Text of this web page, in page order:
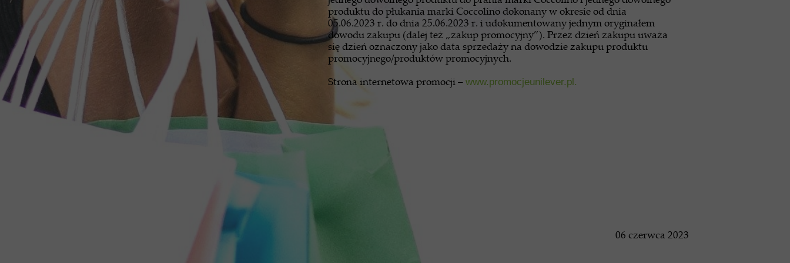
06 czerwca 2023
produktu do płukania marki Coccolino dokonany w okresie od dnia
05.06.2023 r. do dnia 25.06.2023 r. i udokumentowany jednym oryginałem
dowodu zakupu (dalej też „zakup promocyjny”). Przez dzień zakupu uważa
się dzień oznaczony jako data sprzedaży na dowodzie zakupu produktu
promocyjnego/produktów promocyjnych.
Strona internetowa promocji – www.promocjeunilever.pl.